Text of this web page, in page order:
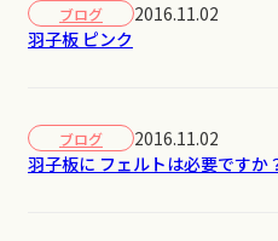
ブログ
2016.11.02
羽子板 ピンク
ブログ
2016.11.02
羽子板に フェルトは必要ですか